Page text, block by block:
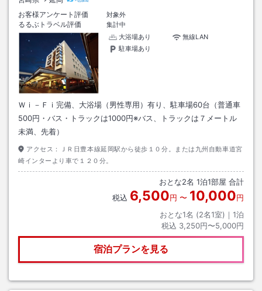
お客様アンケート評価
対象外
るるぶトラベル評価
集計中
大浴場あり
無線LAN
駐車場あり
Ｗｉ－Ｆｉ完備、大浴場（男性専用）有り、駐車場60台（普通車
500円・バス・トラックは1000円※バス、トラックは７メートル
未満、先着）
アクセス：
ＪＲ日豊本線延岡駅から徒歩１０分。または九州自動車道宮
崎インターより車で１２０分。
おとな2名 1泊1部屋 合計
税込 6,500円 〜 10,000円
おとな1名 (2名1室)｜ 1泊
税込 3,250円〜5,000円
宿泊プランを見る